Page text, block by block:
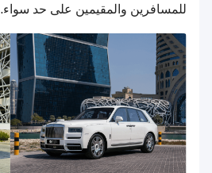
للمسافرين والمقيمين على حد سواء.